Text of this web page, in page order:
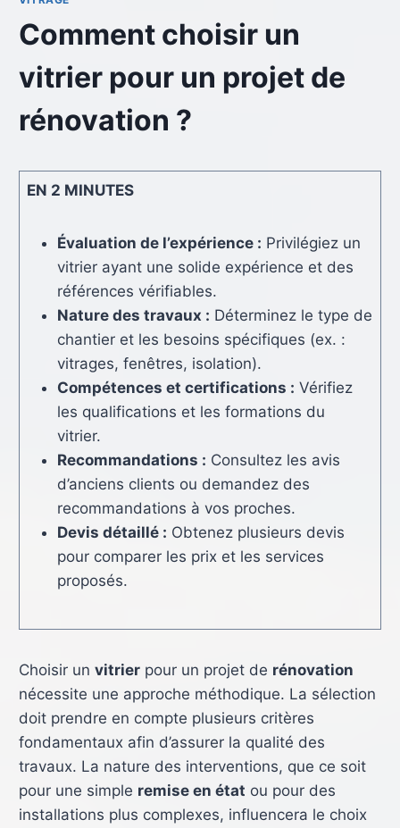
Comment choisir un
vitrier pour un projet de
rénovation ?
EN 2 MINUTES
Évaluation de l’expérience : Privilégiez un
vitrier ayant une solide expérience et des
références vérifiables.
Nature des travaux : Déterminez le type de
chantier et les besoins spécifiques (ex. :
vitrages, fenêtres, isolation).
Compétences et certifications : Vérifiez
les qualifications et les formations du
vitrier.
Recommandations : Consultez les avis
d’anciens clients ou demandez des
recommandations à vos proches.
Devis détaillé : Obtenez plusieurs devis
pour comparer les prix et les services
proposés.
Choisir un vitrierpour un projet de rénovation
nécessite une approche méthodique. La sélection
doit prendre en compte plusieurs critères
fondamentaux afin d’assurer la qualité des
travaux. La nature des interventions, que ce soit
pour une simple remise en état ou pour des
installations plus complexes, influencera le choix